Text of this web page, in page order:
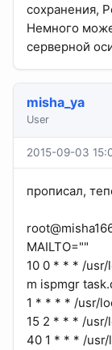
сохранения,
Немного
серверной
misha_ya
User
2015-09-03
прописал,
MAILTO=""
10 0 * * * /
m ispmgr
1 * * * * /usr/
15 2 * * * /
40 1 * * * /usr/